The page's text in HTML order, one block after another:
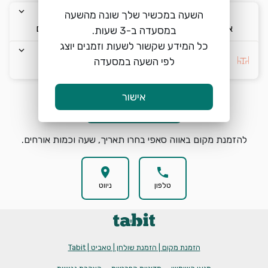
keyboard_arrow_down
א׳ 9/8
keyboard_arrow_down
18:00
keyboard_arrow_down
keyboard_arrow_down
בחרו העדפה *
search הזמנת מקום
להזמנת מקום באווה סאפי בחרו תאריך, שעה וכמות אורחים.
phone
טלפון
location_on
ניווט
הזמנת מקום | הזמנת שולחן | טאביט | Tabit
השעה במכשיר שלך שונה מהשעה
כל המידע שקשור לשעות וזמנים יוצג
לפי השעה במסעדה
אישור